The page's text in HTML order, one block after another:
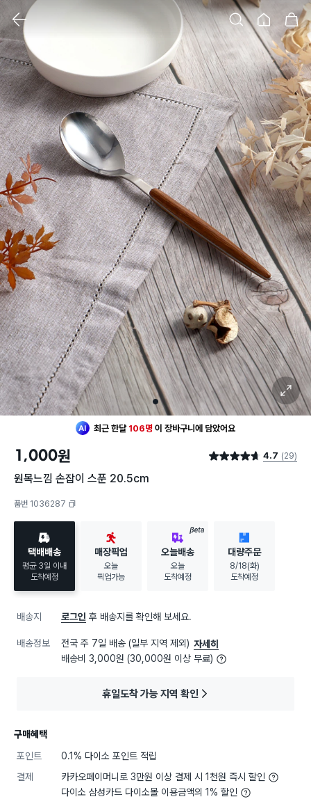
검색 홈 장바구니
클릭 시 이미지 확대 보기 팝업 열림
1
확대 보기
최근 한달 106명 이 장바구니에 담았어요
1,000원 별점 4.7점 4.7 (29)
원목느낌 손잡이 스푼 20.5cm
품번 1036287
택배배송
평균 3일 이내
도착예정
매장픽업
오늘
픽업가능
BETA
오늘배송
오늘
도착예정
대량주문
8/18(화)
도착예정
배송지 로그인 후 배송지를 확인해 보세요.
배송정보 전국 주 7일 배송 (일부 지역 제외) 자세히
배송비 3,000원 (30,000원 이상 무료)
휴일도착 가능 지역 확인
구매혜택
포인트
0.1% 다이소 포인트 적립
결제
카카오페이머니로 3만원 이상 결제 시 1천원 즉시 할인
다이소 삼성카드 다이소몰 이용금액의 1% 할인